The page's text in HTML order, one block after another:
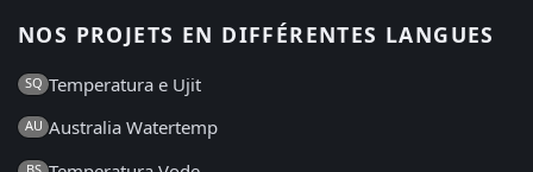
NOS PROJETS EN DIFFÉRENTES LANGUES
SQ Temperatura e Ujit
AU Australia Watertemp